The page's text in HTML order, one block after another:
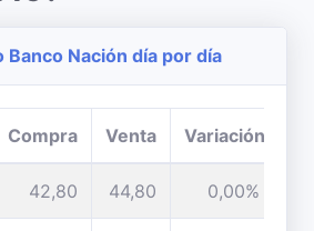
Banco Nación día por día
Compra Venta Variación
42,80 44,80 0,00%